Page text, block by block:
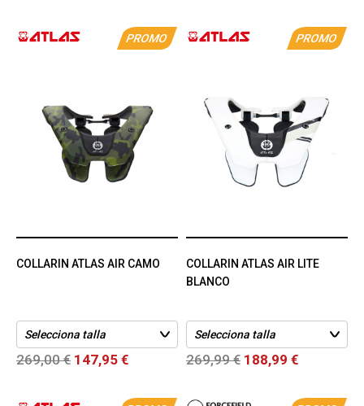
PROMO
COLLARIN ATLAS AIR CAMO
269,00 € 147,95 €
PROMO
COLLARIN ATLAS AIR LITE
BLANCO
269,99 € 188,99 €